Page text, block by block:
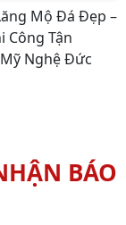
Mộ Đá Đẹp –
Công Tận
Nghệ Đức
BÁO